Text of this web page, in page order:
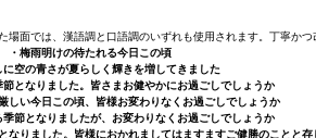
面では、漢語調と口語調のいずれも使用されます。丁寧かつ
・梅雨明けの待たれる今日この頃
に空の青さが夏らしく輝きを増してきました
節となりました。皆さまお健やかにお過ごしでしょうか
しい今日この頃、皆様お変わりなくお過ごしでしょうか
節となりましたが、お変わりなくお過ごしでしょうか
なりました。皆様におかれましてはますますご健勝のことと存